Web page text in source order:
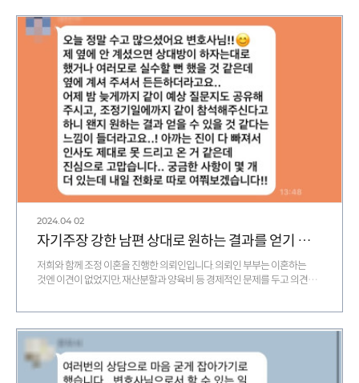
2024.04 02
자기주장 강한 남편 상대로 원하는 결과를 얻기 위해 준비 중인 의뢰인의 감사 메시지
저희와 함께 조정 이혼을 진행한 의뢰인입니다. 의뢰인 부부는 이혼하는
것엔 이견이 없었지만, 재산분할과 양육비 등 경제적인 문제를 두고 의견이